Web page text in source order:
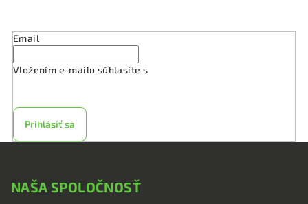
Email
Vložením e-mailu súhlasíte s
Prihlásiť sa
NAŠA SPOLOČNOSŤ